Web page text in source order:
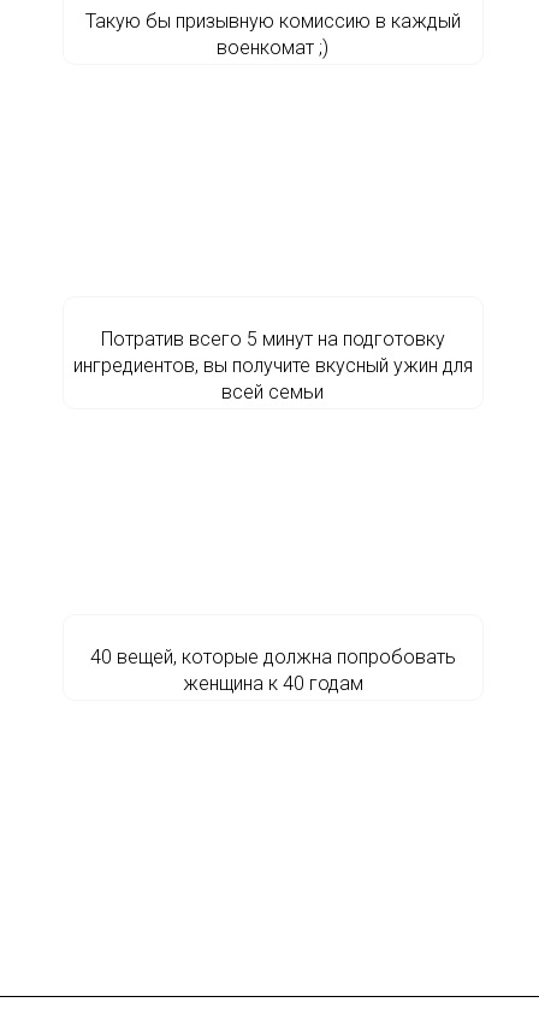
Такую бы призывную комиссию в каждый
военкомат ;)
Потратив всего 5 минут на подготовку
ингредиентов, вы получите вкусный ужин для
всей семьи
40 вещей, которые должна попробовать
женщина к 40 годам